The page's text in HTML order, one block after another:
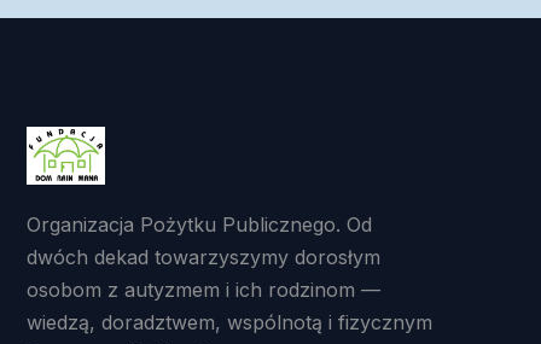
Organizacja Pożytku Publicznego. Od
dwóch dekad towarzyszymy dorosłym
osobom z autyzmem i ich rodzinom —
wiedzą, doradztwem, wspólnotą i fizycznym